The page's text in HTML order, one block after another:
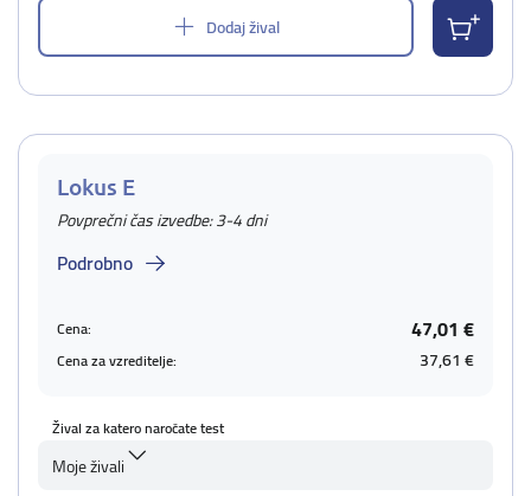
Dodaj žival
Lokus E
Povprečni čas izvedbe: 3-4 dni
Podrobno
Cena: 47,01 €
Cena za vzreditelje: 37,61 €
Žival za katero naročate test
Moje živali